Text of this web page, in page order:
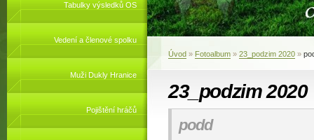
Tabulky výsledků OS
Vedení a členové spolku
Muži Dukly Hranice
Pojištění hráčů
Úvod » Fotoalbum » 23_podzim 2020 »
23_podzim 2020
podd